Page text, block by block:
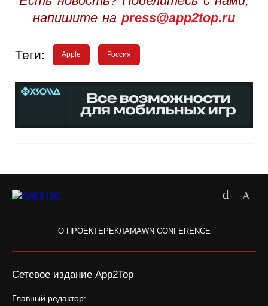
напишите на press@app2top.ru
Теги: Apple Россия
О ПРОЕКТЕРЕКЛАМАWN CONFERENCE
Сетевое издание App2Top
Главный редактор: